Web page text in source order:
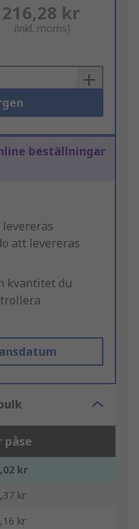
216,28 kr
(inkl. moms)
beställningar
att levereras
kvantitet du
påse
kr
kr
kr